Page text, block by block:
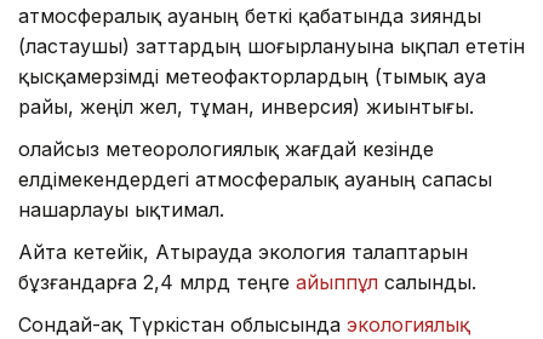
атмосфералық ауаның беткі қабатында зиянды
(ластаушы) заттардың шоғырлануына ықпал ететін
қысқамерзімді метеофакторлардың (тымық ауа
райы, жеңіл жел, тұман, инверсия) жиынтығы.
Қолайсыз метеорологиялық жағдай кезінде
елдімекендердегі атмосфералық ауаның сапасы
нашарлауы ықтимал.
Айта кетейік, Атырауда экология талаптарын
бұзғандарға 2,4 млрд теңге айыппұл салынды.
Сондай-ақ Түркістан облысында экологиялық